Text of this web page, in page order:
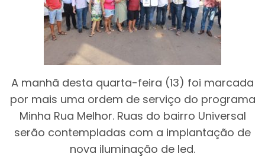
A manhã desta quarta-feira (13) foi marcada
por mais uma ordem de serviço do programa
Minha Rua Melhor. Ruas do bairro Universal
serão contempladas com a implantação de
nova iluminação de led.